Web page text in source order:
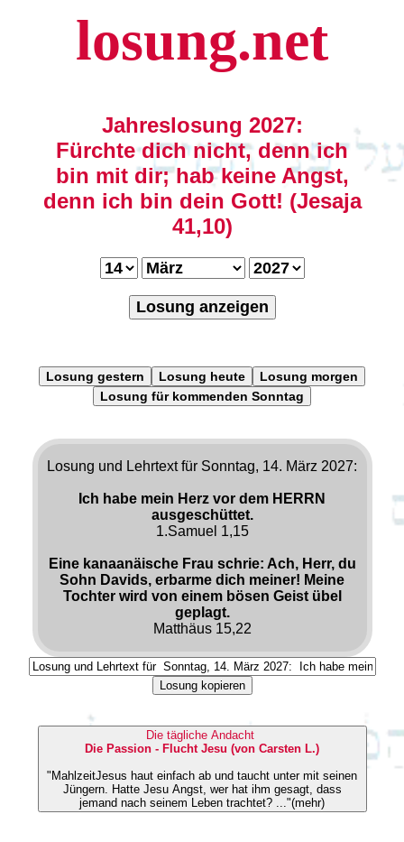
losung.net
Jahreslosung 2027:
Fürchte dich nicht, denn ich
bin mit dir; hab keine Angst,
denn ich bin dein Gott! (Jesaja
41,10)
Losung anzeigen
Losung gestern Losung heute
Losung morgen
Losung für kommenden Sonntag
Losung und Lehrtext für Sonntag, 14. März 2027:
Ich habe mein Herz vor dem HERRN
ausgeschüttet.
1.Samuel 1,15
Eine kanaanäische Frau schrie: Ach, Herr, du
Sohn Davids, erbarme dich meiner! Meine
Tochter wird von einem bösen Geist übel
geplagt.
Matthäus 15,22
Losung kopieren
Die tägliche Andacht
Die Passion - Flucht Jesu (von Carsten L.)
"MahlzeitJesus haut einfach ab und taucht unter mit seinen
Jüngern. Hatte Jesu Angst, wer hat ihm gesagt, dass
jemand nach seinem Leben trachtet? ..."(mehr)